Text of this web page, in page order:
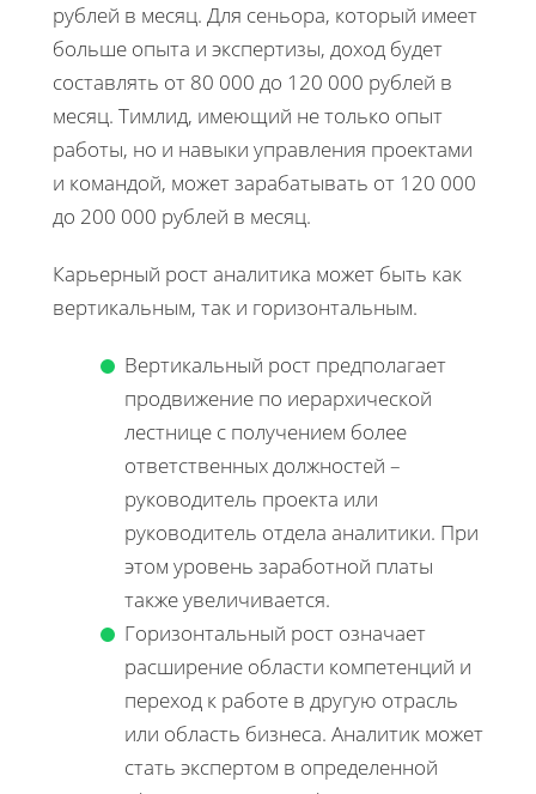
рублей в месяц. Для сеньора, который имеет
больше опыта и экспертизы, доход будет
составлять от 80 000 до 120 000 рублей в
месяц. Тимлид, имеющий не только опыт
работы, но и навыки управления проектами
и командой, может зарабатывать от 120 000
до 200 000 рублей в месяц.
Карьерный рост аналитика может быть как
вертикальным, так и горизонтальным.
Вертикальный рост предполагает
продвижение по иерархической
лестнице с получением более
ответственных должностей –
руководитель проекта или
руководитель отдела аналитики. При
этом уровень заработной платы
также увеличивается.
Горизонтальный рост означает
расширение области компетенций и
переход к работе в другую отрасль
или область бизнеса. Аналитик может
стать экспертом в определенной